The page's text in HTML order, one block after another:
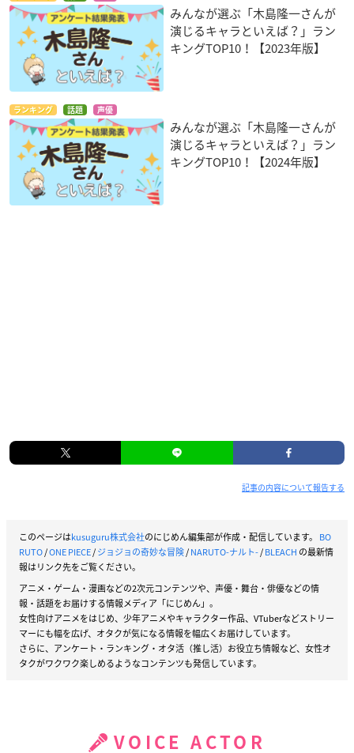
みんなが選ぶ「木島隆一さんが
演じるキャラといえば？」ラン
キングTOP10！【2023年版】
ランキング 話題 声優
みんなが選ぶ「木島隆一さんが
演じるキャラといえば？」ラン
キングTOP10！【2024年版】
記事の内容について報告する
このページはkusuguru株式会社のにじめん編集部が作成・配信しています。 BO
RUTO/ONE PIECE/ジョジョの奇妙な冒険/NARUTO-ナルト-/BLEACH の最新情
報はリンク先をご覧ください。
アニメ・ゲーム・漫画などの2次元コンテンツや、声優・舞台・俳優などの情
報・話題をお届けする情報メディア「にじめん」。
女性向けアニメをはじめ、少年アニメやキャラクター作品、VTuberなどストリー
マーにも幅を広げ、オタクが気になる情報を幅広くお届けしています。
さらに、アンケート・ランキング・オタ活（推し活）お役立ち情報など、女性オ
タクがワクワク楽しめるようなコンテンツも発信しています。
VOICE ACTOR